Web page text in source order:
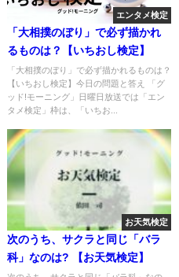
エンタメ検定
「大相撲のぼり」で必ず描かれ
るものは？【いちおし検定】
「大相撲のぼり」で必ず描かれるものは？
【いちおし検定】今日の問題と答え 「グ
ッド!モーニング」日曜日放送では「エン
タメ検定」枠は、「いちお...
お天気検定
次のうち、サクラと同じ「バラ
科」なのは? 【お天気検定】